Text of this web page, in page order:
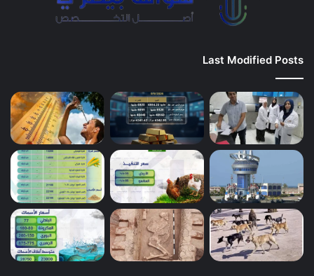
Last Modified Posts